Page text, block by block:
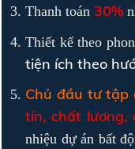
Thanh toán 30%
Thiết kế theo
tiện ích theo
Chủ đầu tư tập
tín, chất lương,
nhiệu dự án bất